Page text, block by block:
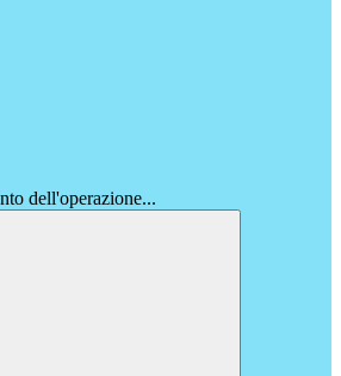
dell'operazione...